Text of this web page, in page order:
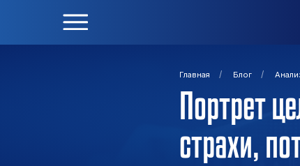
Главная / Блог /
Портрет
страхи,